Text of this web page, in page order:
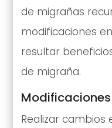
de migrañas
modificaciones
resultar
de migraña.
Realizar